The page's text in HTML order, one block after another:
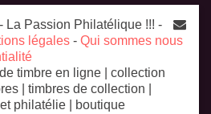
La Passion Philatélique !!! -
légales - Qui sommes nous
timbre en ligne | collection
| timbres de collection |
philatélie | boutique